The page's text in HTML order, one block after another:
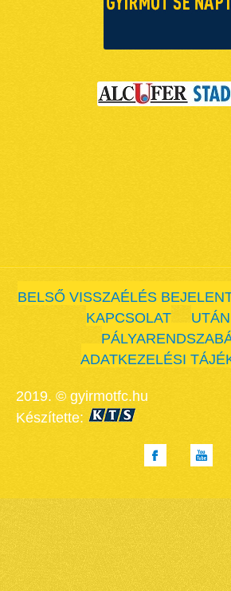
BELSŐ VISSZAÉLÉS
KAPCSOLAT
ADATKEZELÉSI
2019. © gyirmotfc.hu
Készítette: